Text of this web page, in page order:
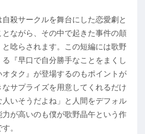
自殺サークルを舞台にした恋愛劇と
とながら、その中で起きた事件の顛
唸らされます。この短編には歌野
『早口で自分勝手なことをまくし
オタク』が登場するのもポイントが
サプライズを用意してくれるだけ
人いそうだよね」と人間をデフォル
力が高いのも僕が歌野晶午という作
。